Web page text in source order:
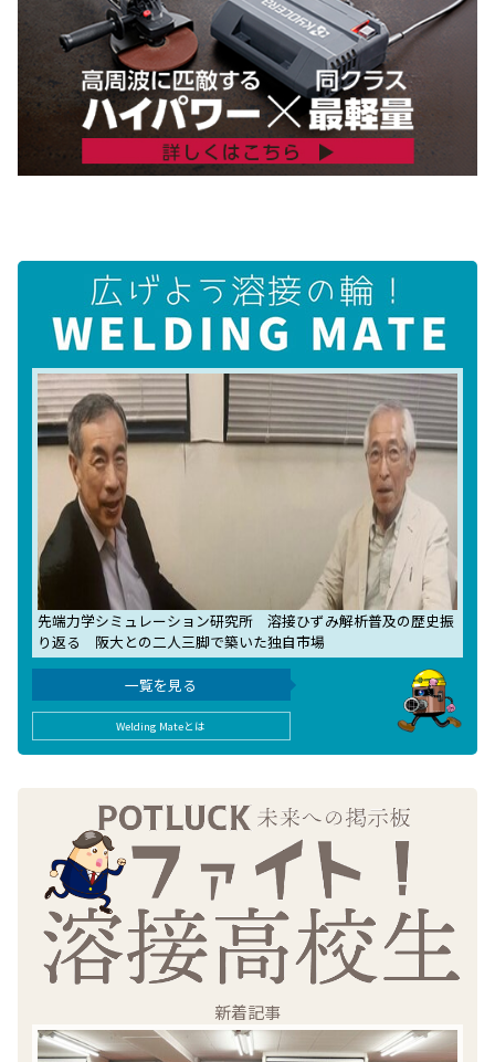
先端力学シミュレーション研究所 溶接ひずみ解析普及の歴史振
り返る 阪大との二人三脚で築いた独自市場
一覧を見る
Welding Mateとは
新着記事